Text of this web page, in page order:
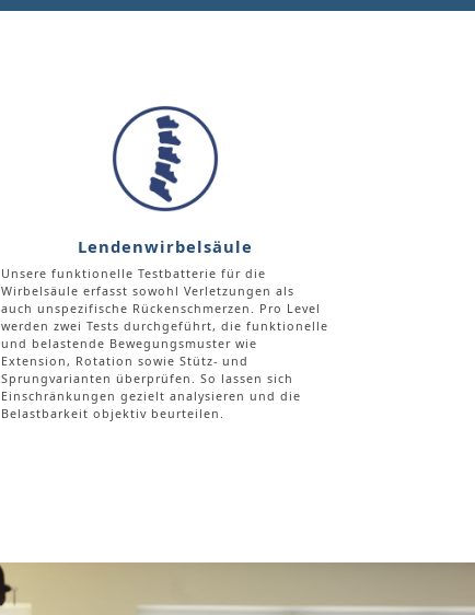
Lendenwirbelsäule
Unsere funktionelle Testbatterie für die
Wirbelsäule erfasst sowohl Verletzungen als
auch unspezifische Rückenschmerzen. Pro Level
werden zwei Tests durchgeführt, die funktionelle
und belastende Bewegungsmuster wie
Extension, Rotation sowie Stütz- und
Sprungvarianten überprüfen. So lassen sich
Einschränkungen gezielt analysieren und die
Belastbarkeit objektiv beurteilen.